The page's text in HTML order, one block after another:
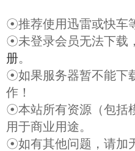
☉推荐使用迅雷或快车
☉未登录会员无法下载
册。
☉如果服务器暂不能下
作！
☉本站所有资源（包括
用于商业用途。
☉如有其他问题，请加